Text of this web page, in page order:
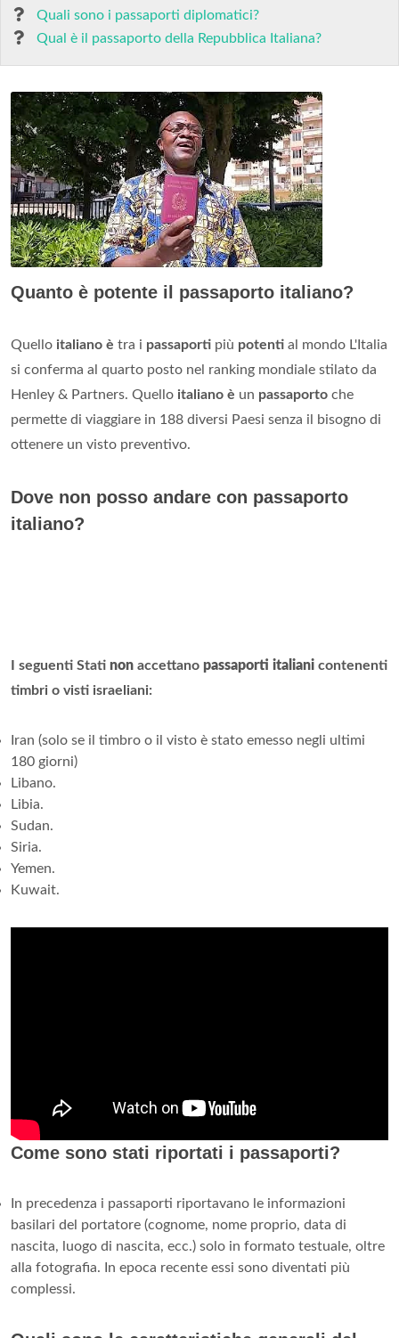
Quali sono i passaporti diplomatici?
Qual è il passaporto della Repubblica Italiana?
Quanto è potente il passaporto italiano?
Quello italiano è tra i passaporti più potenti al mondo L'Italia
si conferma al quarto posto nel ranking mondiale stilato da
Henley & Partners. Quello italiano è un passaporto che
permette di viaggiare in 188 diversi Paesi senza il bisogno di
ottenere un visto preventivo.
Dove non posso andare con passaporto
italiano?
I seguenti Stati non accettano passaporti italiani contenenti
timbri o visti israeliani:
Iran (solo se il timbro o il visto è stato emesso negli ultimi
180 giorni)
Libano.
Libia.
Sudan.
Siria.
Yemen.
Kuwait.
Come sono stati riportati i passaporti?
In precedenza i passaporti riportavano le informazioni
basilari del portatore (cognome, nome proprio, data di
nascita, luogo di nascita, ecc.) solo in formato testuale, oltre
alla fotografia. In epoca recente essi sono diventati più
complessi.